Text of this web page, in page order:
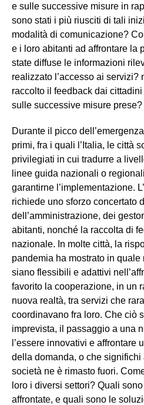
e sulle successive misure in
sono stati i più riusciti di tali
modalità di comunicazione?
e i loro abitanti ad affrontare la
state diffuse le informazioni
realizzato l’accesso ai servizi?
raccolto il feedback dai
sulle successive misure prese?
Durante il picco
primi, fra i quali l’Italia, le città
privilegiati in cui tradurre a
linee guida nazionali o
garantirne l’implementazione.
richiede uno sforzo concertato
dell’amministrazione, dei
abitanti, nonché la raccolta di
nazionale. In molte città, la
pandemia ha mostrato in
siano flessibili e adattivi
favorito la cooperazione, in un
nuova realtà, tra servizi che
coordinavano fra loro. Che ciò
imprevista, il passaggio a una
l’essere innovativi e affrontare
della domanda, o che
società ne è rimasto fuori.
loro i diversi settori? Quali
affrontate, e quali sono le